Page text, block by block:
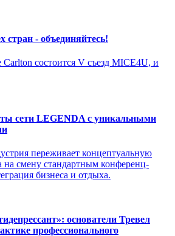
стран - объединяйтесь!
Carlton состоится V съезд MICE4U, и
сети LEGENDA с уникальными
переживает концептуальную
на смену стандартным конференц-
бизнеса и отдыха.
основатели Тревел
профессионального